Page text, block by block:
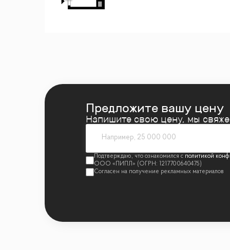
ЖК «Кленовый DOM» уютно
Москвы. Комплекс предлагает
покупателей.
Комплекс окружен историческими
имени Горького. До станции метро «Парк
вы сможете наслаждаться видами на
Этот апартамент — идеальный выбор для
Предложите вашу цену
Напишите свою цену, мы
политикой